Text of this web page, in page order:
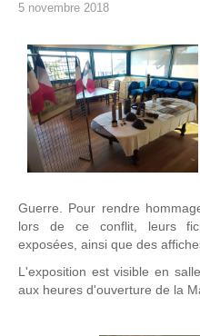
5 novembre 2018
Guerre. Pour rendre
lors de ce conflit, leurs
exposées, ainsi que des
L'exposition est visible en
aux heures d'ouverture de la